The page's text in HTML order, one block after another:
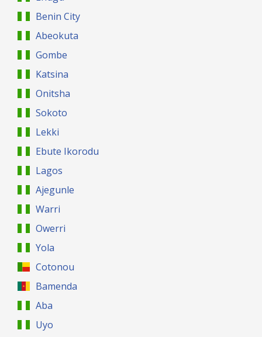
Benin City
Abeokuta
Gombe
Katsina
Onitsha
Sokoto
Lekki
Ebute Ikorodu
Lagos
Ajegunle
Warri
Owerri
Yola
Cotonou
Bamenda
Aba
Uyo